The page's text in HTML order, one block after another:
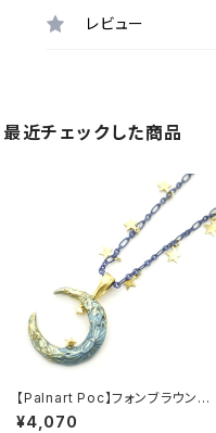
レビュー
最近チェックした商品
【Palnart Poc】フォンブラウンネッ
クレス
¥4,070